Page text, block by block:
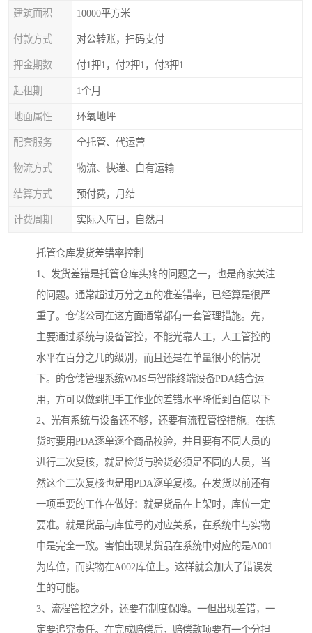
建筑面积 10000平方米
付款方式 对公转账，扫码支付
押金期数 付1押1，付2押1，付3押1
起租期 1个月
地面属性 环氧地坪
配套服务 全托管、代运营
物流方式 物流、快递、自有运输
结算方式 预付费，月结
计费周期 实际入库日，自然月
托管仓库发货差错率控制
1、发货差错是托管仓库头疼的问题之一，也是商家关注
的问题。通常超过万分之五的准差错率，已经算是很严
重了。仓储公司在这方面通常都有一套管理措施。先，
主要通过系统与设备管控，不能光靠人工，人工管控的
水平在百分之几的级别，而且还是在单量很小的情况
下。的仓储管理系统WMS与智能终端设备PDA结合运
用，方可以做到把手工作业的差错水平降低到百倍以下
2、光有系统与设备还不够，还要有流程管控措施。在拣
货时要用PDA逐单逐个商品校验，并且要有不同人员的
进行二次复核，就是检货与验货必须是不同的人员，当
然这个二次复核也是用PDA逐单复核。在发货以前还有
一项重要的工作在做好：就是货品在上架时，库位一定
要准。就是货品与库位号的对应关系，在系统中与实物
中是完全一致。害怕出现某货品在系统中对应的是A001
为库位，而实物在A002库位上。这样就会加大了错误发
生的可能。
3、流程管控之外，还要有制度保障。一但出现差错，一
定要追究责任。在完成赔偿后，赔偿款项要有一个分担